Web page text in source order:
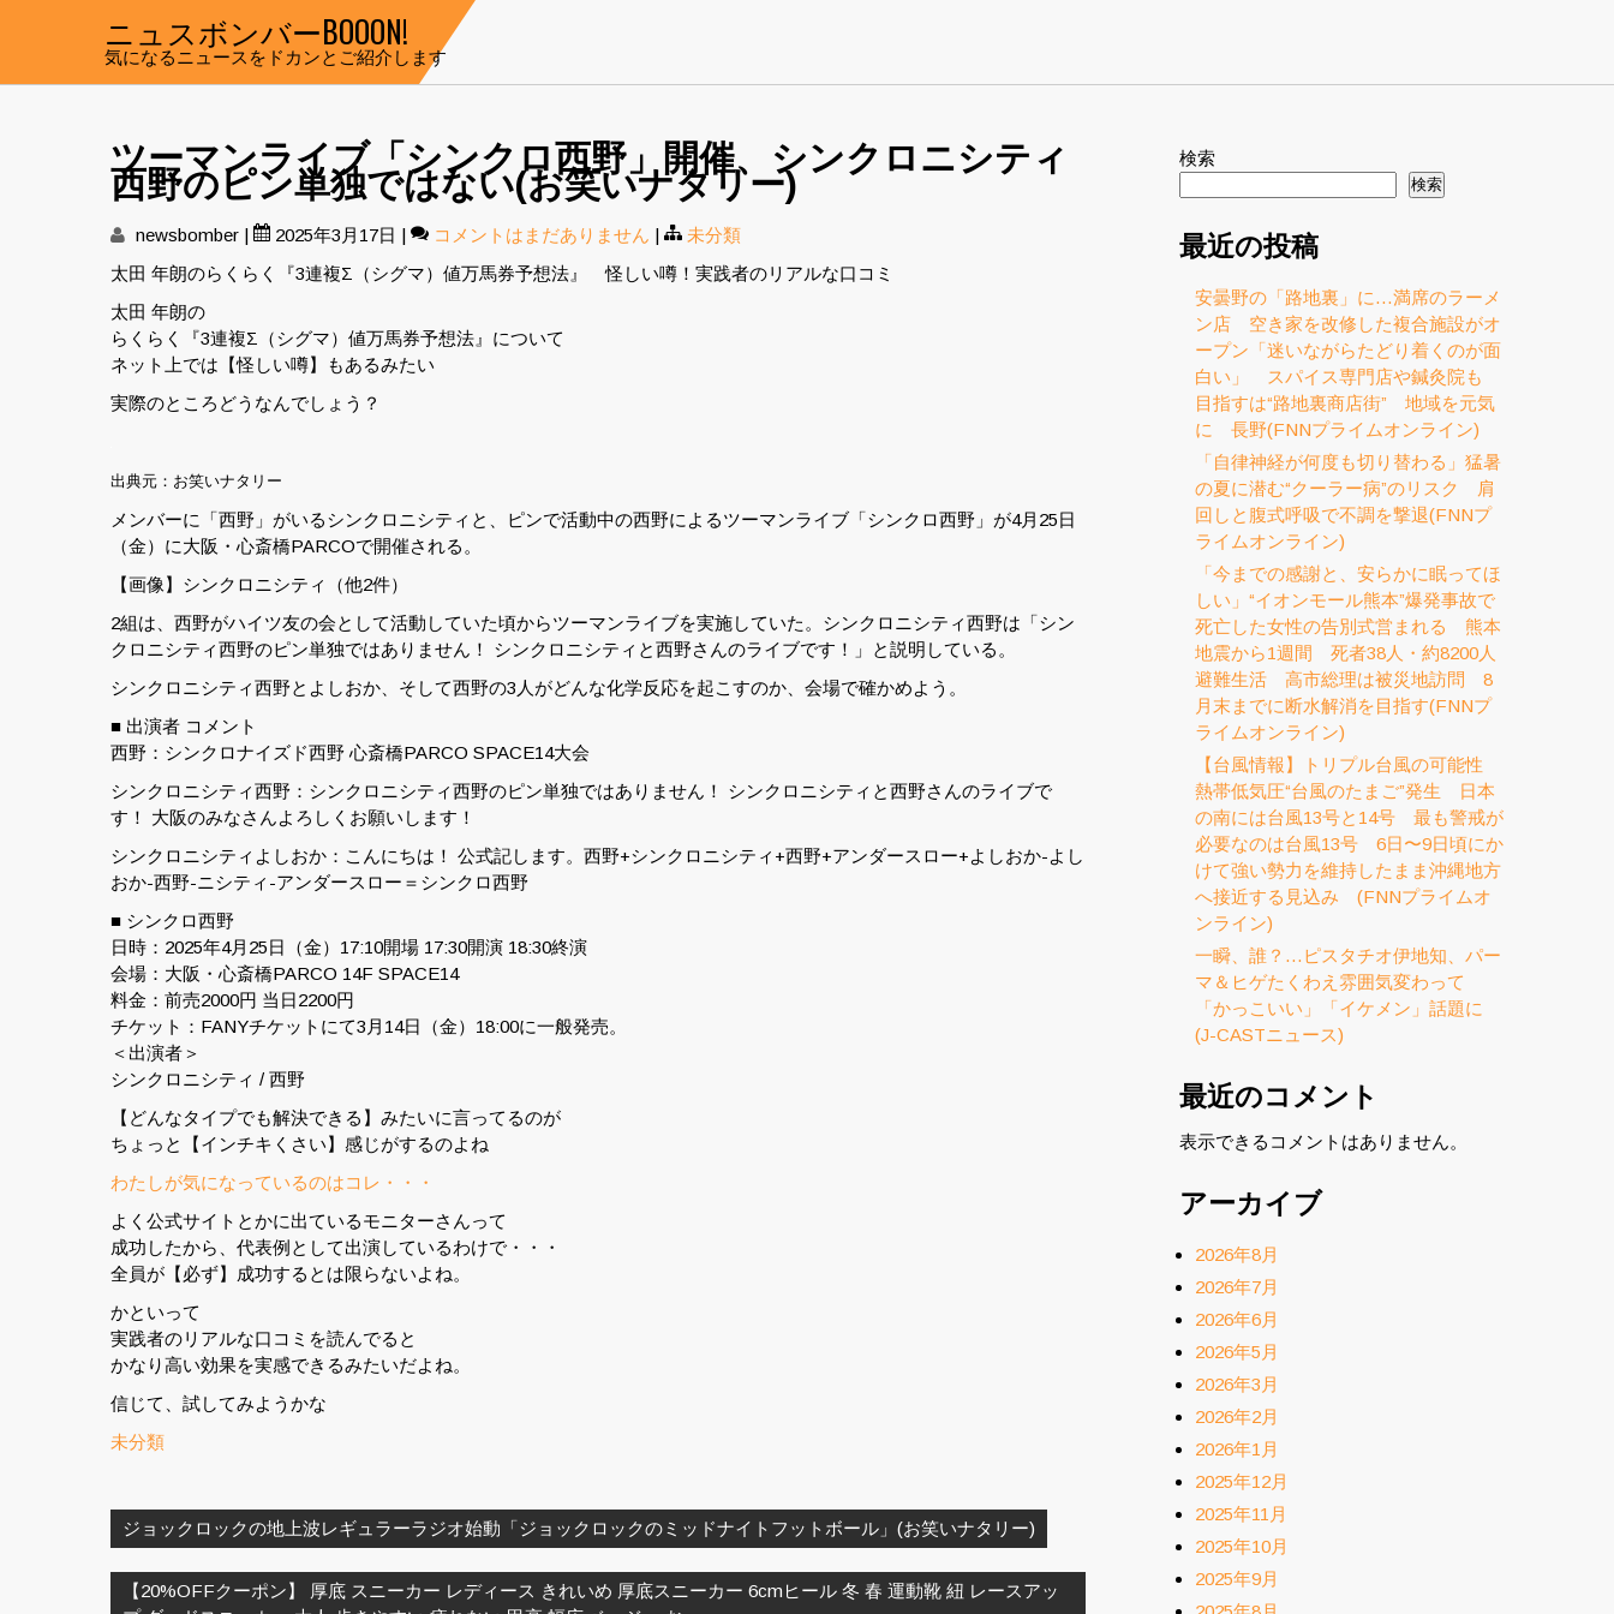
ニュスボンバーBOOON!
気になるニュースをドカンとご紹介します
ツーマンライブ「シンクロ西野」開催、シンクロニシティ
西野のピン単独ではない(お笑いナタリー)
newsbomber | 2025年3月17日 | コメントはまだありません |
未分類
太田 年朗のらくらく『3連複Σ（シグマ）値万馬券予想法』 怪しい噂！実践者のリアルな口コミ
太田 年朗の
らくらく『3連複Σ（シグマ）値万馬券予想法』について
ネット上では【怪しい噂】もあるみたい
実際のところどうなんでしょう？
出典元：お笑いナタリー
メンバーに「西野」がいるシンクロニシティと、ピンで活動中の西野によるツーマンライブ「シンクロ西野」が4月25日
（金）に大阪・心斎橋PARCOで開催される。
【画像】シンクロニシティ（他2件）
2組は、西野がハイツ友の会として活動していた頃からツーマンライブを実施していた。シンクロニシティ西野は「シン
クロニシティ西野のピン単独ではありません！ シンクロニシティと西野さんのライブです！」と説明している。
シンクロニシティ西野とよしおか、そして西野の3人がどんな化学反応を起こすのか、会場で確かめよう。
■ 出演者 コメント
西野：シンクロナイズド西野 心斎橋PARCO SPACE14大会
シンクロニシティ西野：シンクロニシティ西野のピン単独ではありません！ シンクロニシティと西野さんのライブで
す！ 大阪のみなさんよろしくお願いします！
シンクロニシティよしおか：こんにちは！ 公式記します。西野+シンクロニシティ+西野+アンダースロー+よしおか-よし
おか-西野-ニシティ-アンダースロー＝シンクロ西野
■ シンクロ西野
日時：2025年4月25日（金）17:10開場 17:30開演 18:30終演
会場：大阪・心斎橋PARCO 14F SPACE14
料金：前売2000円 当日2200円
チケット：FANYチケットにて3月14日（金）18:00に一般発売。
＜出演者＞
シンクロニシティ / 西野
【どんなタイプでも解決できる】みたいに言ってるのが
ちょっと【インチキくさい】感じがするのよね
わたしが気になっているのはコレ・・・
よく公式サイトとかに出ているモニターさんって
成功したから、代表例として出演しているわけで・・・
全員が【必ず】成功するとは限らないよね。
かといって
実践者のリアルな口コミを読んでると
かなり高い効果を実感できるみたいだよね。
信じて、試してみようかな
未分類
稿
ナ
ビ
ゲ
ジョックロックの地上波レギュラーラジオ始動「ジョックロックのミッドナイトフットボール」(お笑いナタリー)
【20%OFFクーポン】 厚底 スニーカー レディース きれいめ 厚底スニーカー 6cmヒール 冬 春 運動靴 紐 レースアッ
検索
検索
最近の投稿
安曇野の「路地裏」に…満席のラーメ
ン店 空き家を改修した複合施設がオ
ープン「迷いながらたどり着くのが面
白い」 スパイス専門店や鍼灸院も
目指すは“路地裏商店街” 地域を元気
に 長野(FNNプライムオンライン)
「自律神経が何度も切り替わる」猛暑
の夏に潜む“クーラー病”のリスク 肩
回しと腹式呼吸で不調を撃退(FNNプ
ライムオンライン)
「今までの感謝と、安らかに眠ってほ
しい」“イオンモール熊本”爆発事故で
死亡した女性の告別式営まれる 熊本
地震から1週間 死者38人・約8200人
避難生活 高市総理は被災地訪問 8
月末までに断水解消を目指す(FNNプ
ライムオンライン)
【台風情報】トリプル台風の可能性
熱帯低気圧“台風のたまご”発生 日本
の南には台風13号と14号 最も警戒が
必要なのは台風13号 6日〜9日頃にか
けて強い勢力を維持したまま沖縄地方
へ接近する見込み (FNNプライムオ
ンライン)
一瞬、誰？…ピスタチオ伊地知、パー
マ＆ヒゲたくわえ雰囲気変わって
「かっこいい」「イケメン」話題に
(J-CASTニュース)
最近のコメント
表示できるコメントはありません。
アーカイブ
2026年8月
2026年7月
2026年6月
2026年5月
2026年3月
2026年2月
2026年1月
2025年12月
2025年11月
2025年10月
2025年9月